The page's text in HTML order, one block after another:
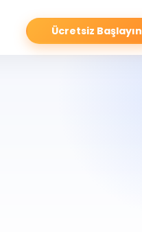
Ücretsiz Başlayın